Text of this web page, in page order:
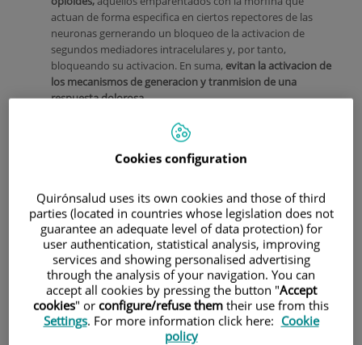
actuan de forma especifica en ciertos repectores de las
neuronas gernerando un bloqueo de la activacion de
segundos mediadores intracelulares y, por tanto,
bloqueando su activacion. En suma, evitan la activacion de
los mecanismos de generacion y tranmision de una
respuesta dolorosa.
Cookies configuration
Quirónsalud uses its own cookies and those of third
parties (located in countries whose legislation does not
guarantee an adequate level of data protection) for
user authentication, statistical analysis, improving
services and showing personalised advertising
through the analysis of your navigation. You can
accept all cookies by pressing the button "Accept
cookies" or configure/refuse them their use from this
Settings. For more information click here: Cookie
policy